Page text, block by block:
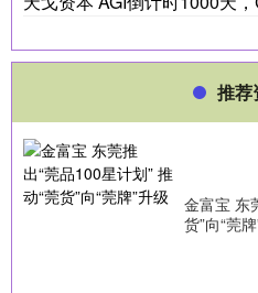
推荐
金富宝 东
货”向“莞